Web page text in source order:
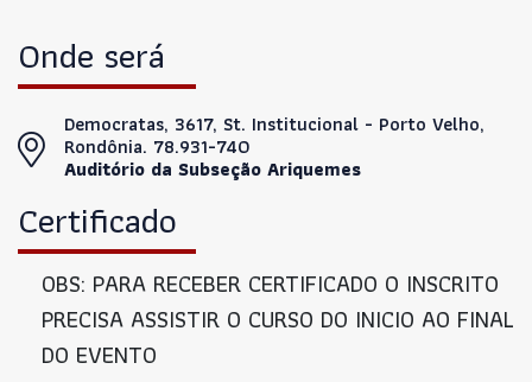
Onde será
Democratas, 3617, St. Institucional - Porto Velho,
Rondônia. 78.931-740
Auditório da Subseção Ariquemes
Certificado
OBS: PARA RECEBER CERTIFICADO O INSCRITO
PRECISA ASSISTIR O CURSO DO INICIO AO FINAL
DO EVENTO